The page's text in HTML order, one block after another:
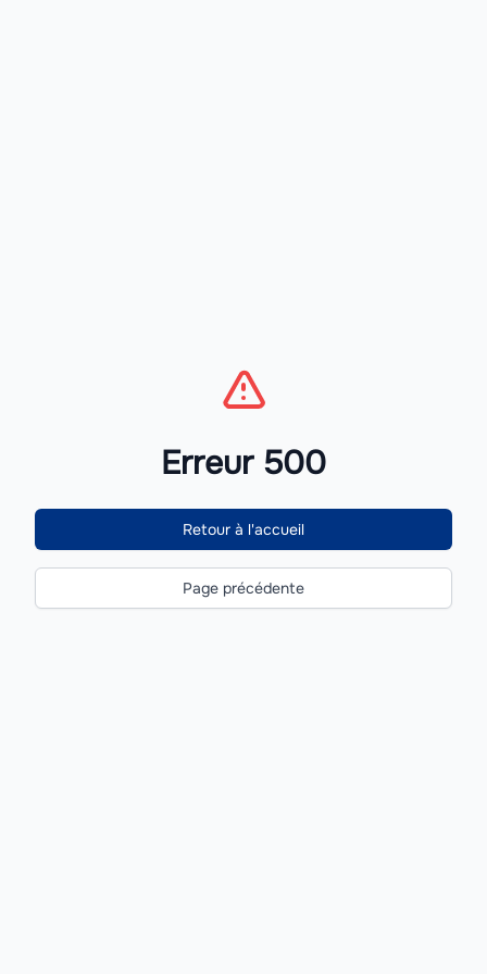
Erreur 500
Retour à l'accueil
Page précédente